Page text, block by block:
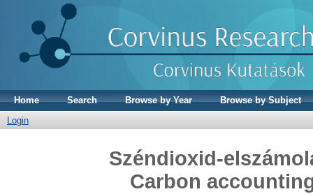
Home Search Browse by Year
Browse by Subject
Login
Széndioxid-
Carbon